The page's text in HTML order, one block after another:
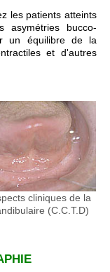
les patients atteints
asymétries bucco-
un équilibre de la
et d'autres
cliniques de la
(C.C.T.D)